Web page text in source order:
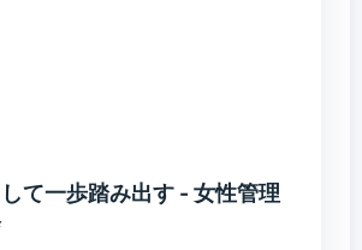
て一歩踏み出す - 女性管理